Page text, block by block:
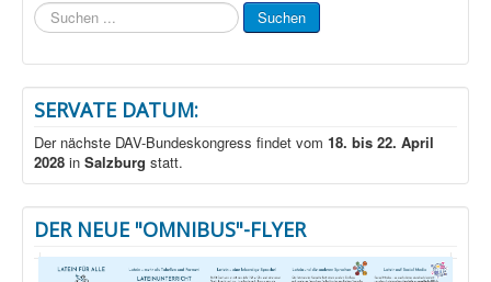
Suchen
...
Suchen
SERVATE DATUM:
Der nächste DAV-Bundeskongress findet vom 18. bis 22. April
2028 in Salzburg statt.
DER NEUE "OMNIBUS"-FLYER